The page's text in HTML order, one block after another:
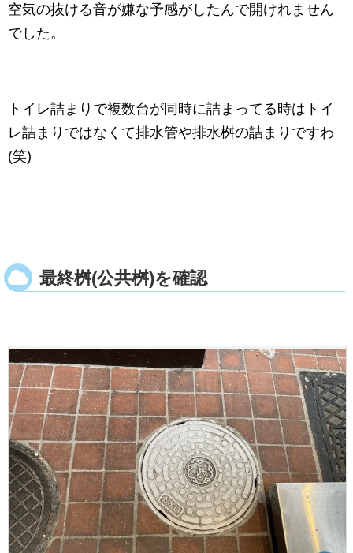
空気の抜ける音が嫌な予感がしたんで開けれません
でした。
トイレ詰まりで複数台が同時に詰まってる時はトイ
レ詰まりではなくて排水管や排水桝の詰まりですわ
(笑)
最終桝(公共桝)を確認